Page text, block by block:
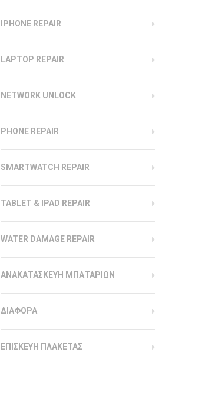
IPHONE REPAIR
LAPTOP REPAIR
NETWORK UNLOCK
PHONE REPAIR
SMARTWATCH REPAIR
TABLET & IPAD REPAIR
WATER DAMAGE REPAIR
ΑΝΑΚΑΤΑΣΚΕΥΗ ΜΠΑΤΑΡΙΩΝ
ΔΙΑΦΟΡΑ
ΕΠΙΣΚΕΥΗ ΠΛΑΚΕΤΑΣ